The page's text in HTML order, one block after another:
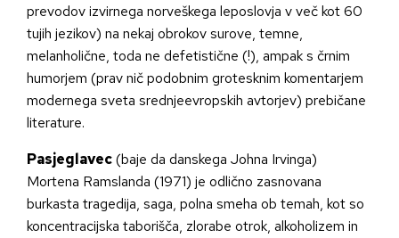
prevodov izvirnega norveškega leposlovja v več kot 60
tujih jezikov) na nekaj obrokov surove, temne,
melanholične, toda ne defetistične (!), ampak s črnim
humorjem (prav nič podobnim grotesknim komentarjem
modernega sveta srednjeevropskih avtorjev) prebičane
literature.
Pasjeglavec(baje da danskega Johna Irvinga)
Mortena Ramslanda (1971) je odlično zasnovana
burkasta tragedija, saga, polna smeha ob temah, kot so
koncentracijska taborišča, zlorabe otrok, alkoholizem in